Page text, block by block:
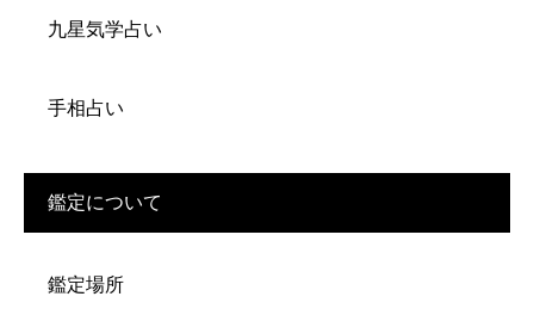
九星気学占い
手相占い
鑑定について
鑑定場所